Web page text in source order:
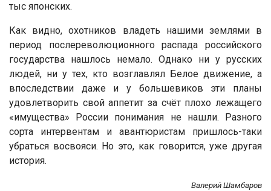
тыс японских.
Как видно, охотников владеть нашими землями в
период послереволюционного распада российского
государства нашлось немало. Однако ни у русских
людей, ни у тех, кто возглавлял Белое движение, а
впоследствии даже и у большевиков эти планы
удовлетворить свой аппетит за счёт плохо лежащего
«имущества» России понимания не нашли. Разного
сорта интервентам и авантюристам пришлось-таки
убраться восвояси. Но это, как говорится, уже другая
история.
Валерий Шамбаров